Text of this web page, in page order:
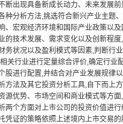
断出现具备新成长动力、未来发展
种分析方法,挑选符合新兴产业主题
、宏观经济环境和国际产业政策以
的技术发展、需求变化以及创新程
务状况以及盈利模式等因素,判断行
关行业进行定量综合评价,确定行业
股进行配置,并结合对产业发展规律
方法及其它投资分析工具,自下而上
源优势、市场空间和商业模式等方
两个方面对上市公司的投资价值进
凭证的策略依照上述境内上市交易